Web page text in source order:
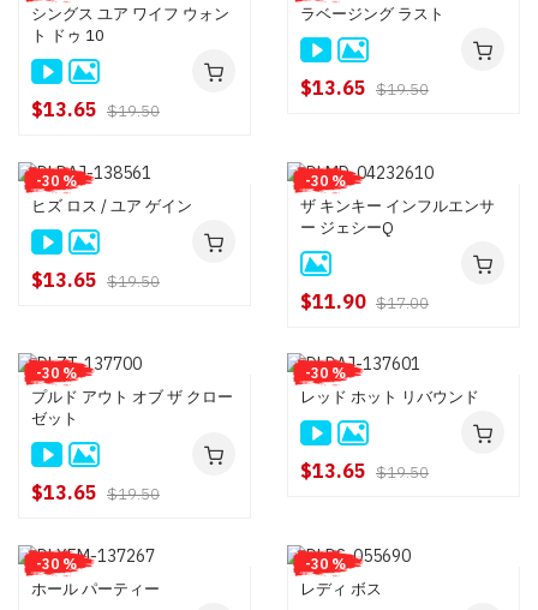
シングス ユア ワイフ ウォン
ト ドゥ 10
$13.65 $19.50
ラベージング ラスト
$13.65 $19.50
-30 %
ヒズ ロス / ユア ゲイン
$13.65 $19.50
-30 %
ザ キンキー インフルエンサ
ー ジェシーQ
$11.90 $17.00
-30 %
プルド アウト オブ ザ クロー
ゼット
$13.65 $19.50
-30 %
レッド ホット リバウンド
$13.65 $19.50
-30 %
ホール パーティー
-30 %
レディ ボス